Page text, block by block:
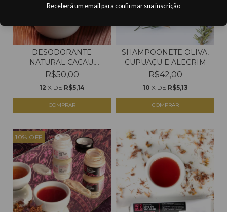
DESODORANTE
NATURAL CACAU,
CUPUAÇU E ROS...
R$50,00
12 X DE R$5,14
COMPRAR
SHAMPOONETE OLIVA,
CUPUAÇU E ALECRIM
R$42,00
10 X DE R$5,13
10% OFF
Receberá um email para confirmar sua inscrição